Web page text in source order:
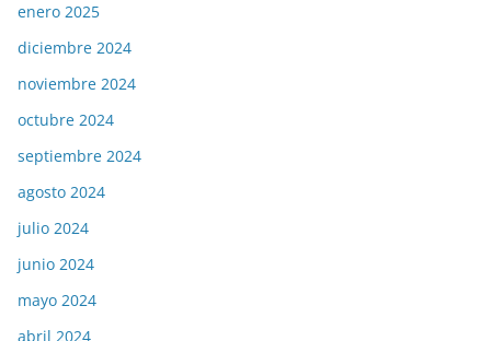
enero 2025
diciembre 2024
noviembre 2024
octubre 2024
septiembre 2024
agosto 2024
julio 2024
junio 2024
mayo 2024
abril 2024